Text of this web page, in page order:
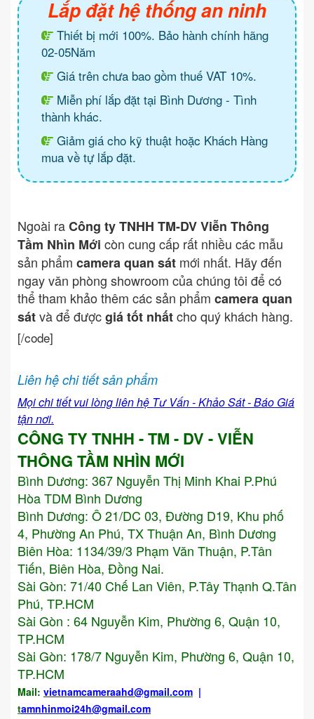
Lắp đặt hệ thống an ninh
Thiết bị mới 100%. Bảo hành chính hãng
02-05Năm
Giá trên chưa bao gồm thuế VAT 10%.
Miễn phí lắp đặt tại Bình Dương - Tình
thành khác.
Giảm giá cho kỹ thuật hoặc Khách Hàng
mua về tự lắp đặt.
Ngoài raCông ty TNHH TM-DV Viễn Thông
Tầm Nhìn Mới còn cung cấp rất nhiều các mẫu
sản phẩm camera quan sát mới nhất. Hãy đến
ngay văn phòng showroom của chúng tôi để có
thể tham khảo thêm các sản phẩm camera quan
sátvà để đượcgiá tốt nhấtcho quý khách hàng.
[/code]
Liên hệ chi tiết sản phẩm
Mọi chi tiết vui lòng liên hệ Tư Vấn - Khảo Sát - Báo Giá
tận nơi.
CÔNG TY TNHH - TM - DV - VIỄN
THÔNG TẦM NHÌN MỚI
Bình Dương: 367 Nguyễn Thị Minh Khai P.Phú
Hòa TDM Bình Dương
Bình Dương: Ô 21/DC 03, Đường D19, Khu phố
4, Phường An Phú, TX Thuận An, Bình Dương
Biên Hòa: 1134/39/3 Phạm Văn Thuận, P.Tân
Tiến, Biên Hòa, Đồng Nai.
Sài Gòn: 71/40 Chế Lan Viên, P.Tây Thạnh Q.Tân
Phú, TP.HCM
Sài Gòn : 64 Nguyễn Kim, Phường 6, Quận 10,
TP.HCM
Sài Gòn: 178/7 Nguyễn Kim, Phường 6, Quận 10,
TP.HCM
Mail: vietnamcameraahd@gmail.com |
tamnhinmoi24h@gmail.com